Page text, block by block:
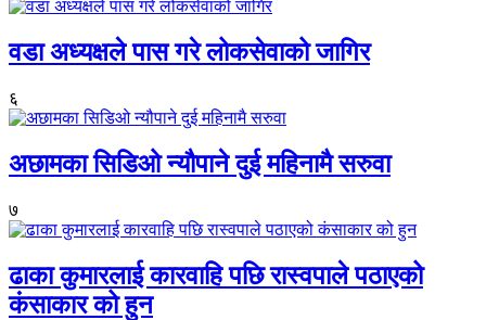
वडा अध्यक्षले पास गरे लोकसेवाको जागिर
६
अछामका सिडिओ न्यौपाने दुई महिनामै सरुवा
७
ढाका कुमारलाई कारवाहि पछि रास्वपाले पठाएको
कंसाकार को हुन